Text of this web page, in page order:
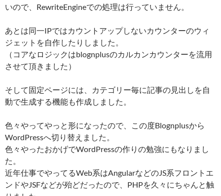
いので、RewriteEngineでの処理は行っていません。
あとは同一IPではカウントアップしないカウンターのウィ
ジェットを自作したりしました。
（コアなロジックはblognplusのカルカンカウンターを流用
させて頂きました）
そして固定ページには、カテゴリー毎に記事の見出しを自
動で生成する機能も作成しました。
色々やってやっと形になったので、この度Blognplusから
WordPressへ切り替えました。
色々やったおかげでWordPressの作りの勉強にもなりまし
た。
近年仕事でやってるWeb系はAngularなどのJS系フロントエ
ンドやJSFなどが殆どだったので、PHPを久々にちゃんと触